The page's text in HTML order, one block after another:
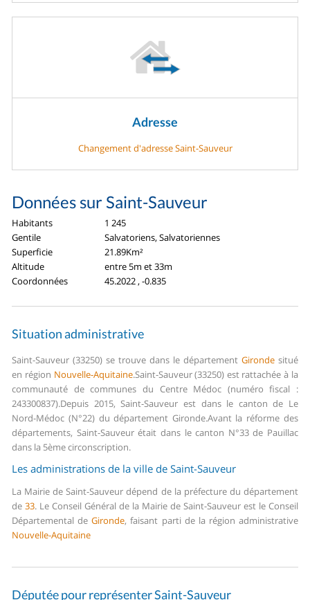
Adresse
Changement d'adresse Saint-Sauveur
Données sur Saint-Sauveur
Habitants
1 245
Gentile
Salvatoriens, Salvatoriennes
Superficie
21.89Km²
Altitude
entre 5m et 33m
Coordonnées
45.2022 , -0.835
Situation administrative
Saint-Sauveur (33250) se trouve dans le département Girondesitué
en région Nouvelle-Aquitaine.Saint-Sauveur (33250) est rattachée à la
communauté de communes du Centre Médoc (numéro fiscal :
243300837).Depuis 2015, Saint-Sauveur est dans le canton de Le
Nord-Médoc (N°22) du département Gironde.Avant la réforme des
départements, Saint-Sauveur était dans le canton N°33 de Pauillac
dans la 5ème circonscription.
Les administrations de la ville de Saint-Sauveur
La Mairie de Saint-Sauveur dépend de la préfecture du département
de33. Le Conseil Général de la Mairie de Saint-Sauveur est le Conseil
Départemental deGironde, faisant parti de la région administrative
Nouvelle-Aquitaine
Députée pour représenter Saint-Sauveur